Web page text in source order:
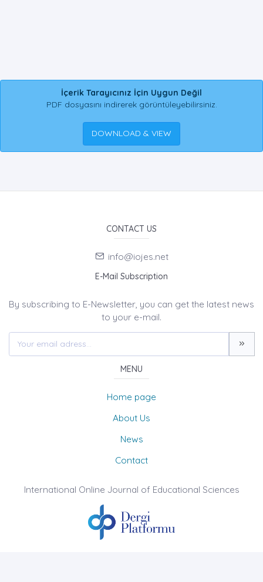
İçerik Tarayıcınız İçin Uygun Değil
PDF dosyasını indirerek görüntüleyebilirsiniz.
DOWNLOAD & VIEW
CONTACT US
info@iojes.net
E-Mail Subscription
By subscribing to E-Newsletter, you can get the latest news
to your e-mail.
MENU
Home page
About Us
News
Contact
International Online Journal of Educational Sciences